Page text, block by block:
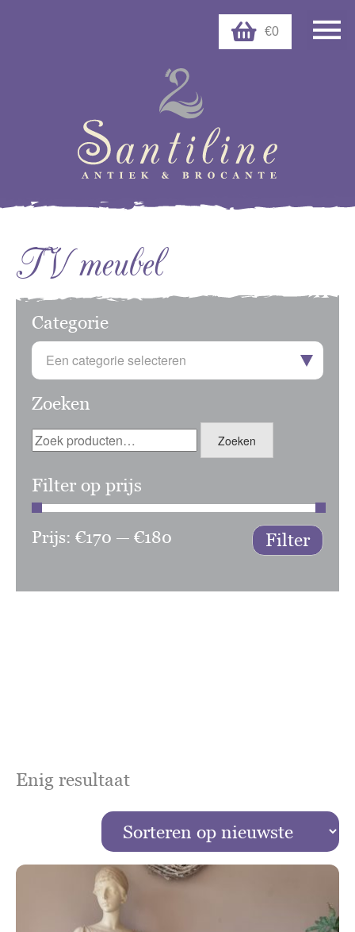
€0
TV meubel
Categorie
Een categorie selecteren
Zoeken
Zoeken
naar:
Zoeken
Filter op prijs
Min.
Max.
Filter
Prijs: €170 — €180
Enig resultaat